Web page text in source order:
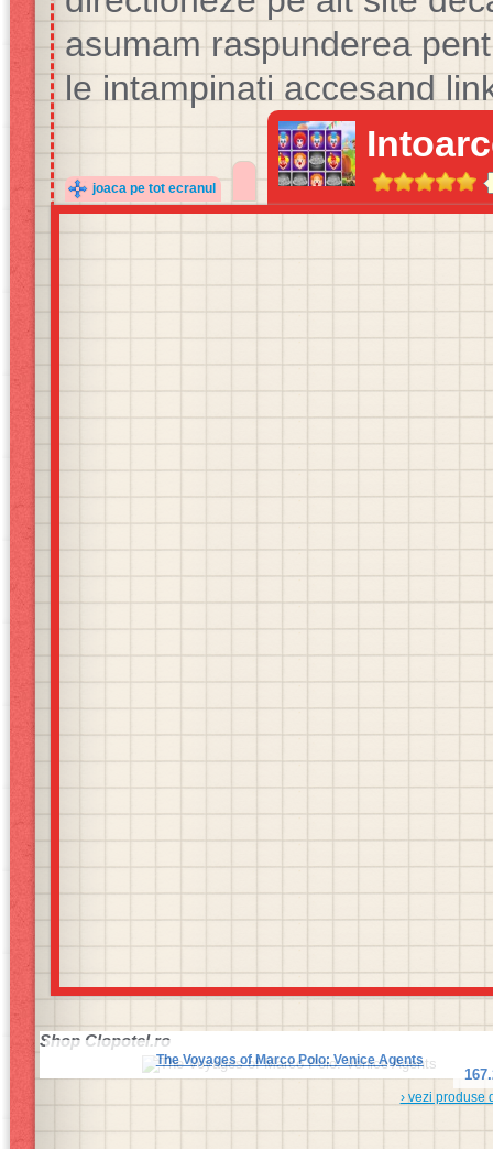
asumam raspunderea
le intampinati accesand
joaca pe tot ecranul
Shop Clopotel.ro
The Voyages of Marco Polo: Venice Agents
› vezi produse